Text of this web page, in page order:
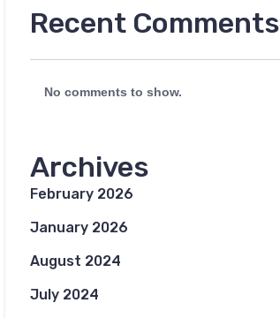
Recent Comments
No comments to show.
Archives
February 2026
January 2026
August 2024
July 2024